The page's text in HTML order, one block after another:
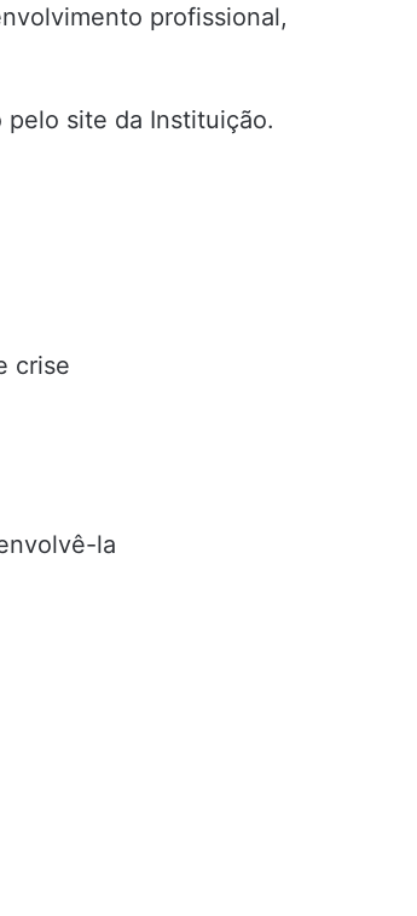
profissional,
site da Instituição.
crise
la